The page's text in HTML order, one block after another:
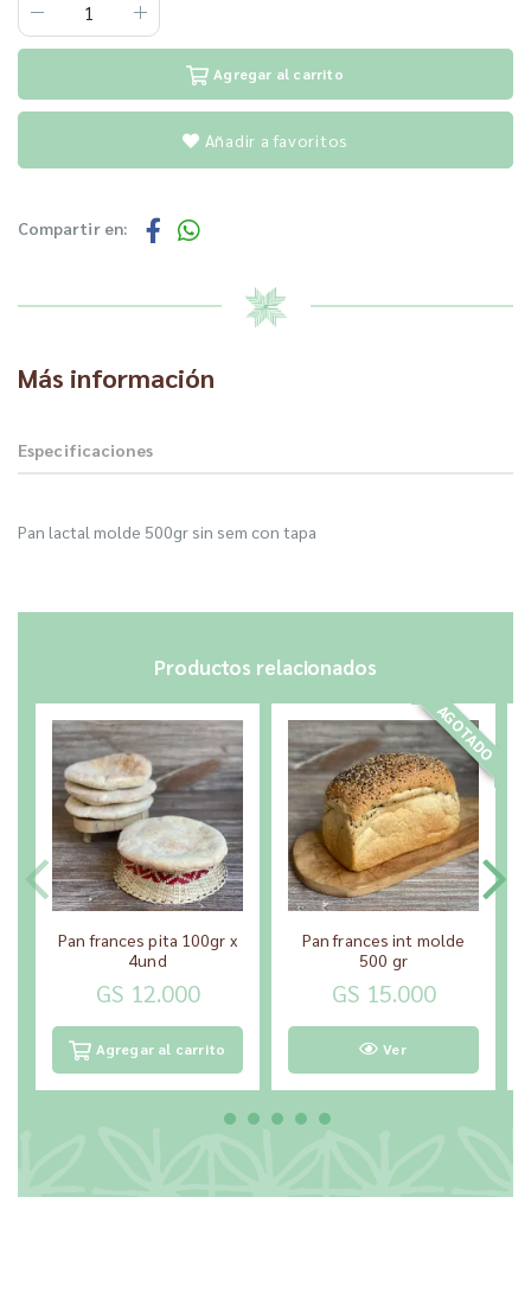
Agregar al carrito
Añadir a favoritos
Compartir en:
Más información
Especificaciones
Pan lactal molde 500gr sin sem con tapa
Productos relacionados
Pan frances pita 100gr x
4und
GS 12.000
Agregar al carrito
AGOTADO
Pan frances int molde
500 gr
GS 15.000
Ver